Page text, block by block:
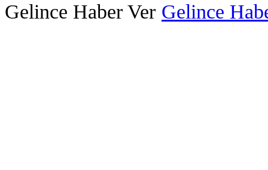
Gelince Haber Ver Gelince